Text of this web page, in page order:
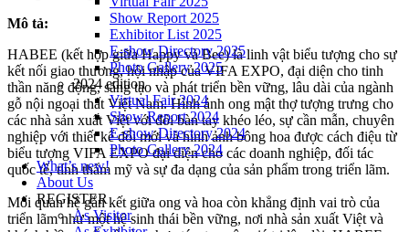
Show Report 2025
Exhibitor List 2025
E-show Directory 2025
Photo Gallery 2025
2024 edition
Virtual Fair 2024
Show Report 2024
E-show Directory 2024
Photo Gallery 2024
What’s new!
About Us
REGISTER
As Visitor
Mô tả:
HABEE (kết hợp giữa Happy và Bee) là linh vật biểu tượng cho sự
kết nối giao thương, hội nhập của VIFA EXPO, đại diện cho tinh
thần năng động, sáng tạo và phát triển bền vững, lâu dài của ngành
gỗ nội ngoại thất Việt Nam. Hình ảnh ong mật thợ tượng trưng cho
các nhà sản xuất Việt với đôi bàn tay khéo léo, sự cần mẫn, chuyên
nghiệp với thiết kế đổi mới và hình ảnh bông hoa được cách điệu từ
biểu tượng VIFA EXPO đại diện cho các doanh nghiệp, đối tác
quốc tế, tính thẩm mỹ và sự đa dạng của sản phẩm trong triển lãm.
Mối quan hệ gắn kết giữa ong và hoa còn khẳng định vai trò của
triển lãm như một hệ sinh thái bền vững, nơi nhà sản xuất Việt và